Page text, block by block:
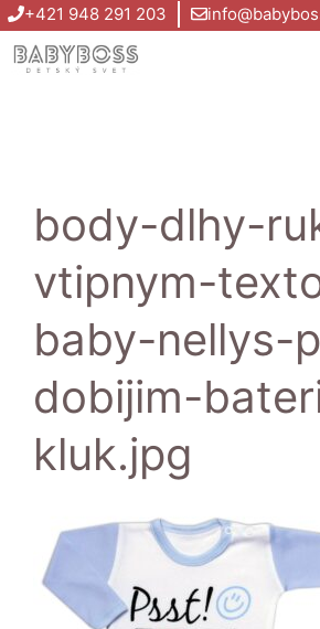
Preskočiť
na
obsah
+421 948 291 203
body-dlhy-
vtipnym-
baby-nellys-
dobijim-
kluk.jpg